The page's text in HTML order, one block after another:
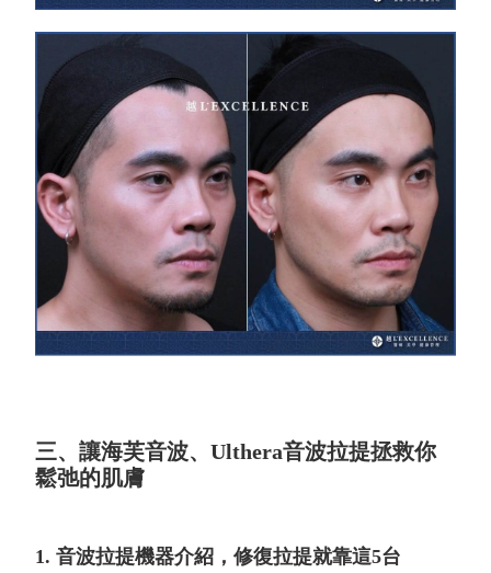
三、讓海芙音波、Ulthera音波拉提拯救你
鬆弛的肌膚
1. 音波拉提機器介紹，修復拉提就靠這5台